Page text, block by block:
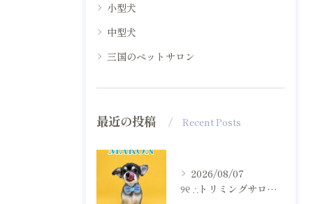
小型犬
中型犬
三国のペットサロン
最近の投稿 Recent Posts
2026/08/07
୨୧ ∴トリミングサロン∴ ୨୧